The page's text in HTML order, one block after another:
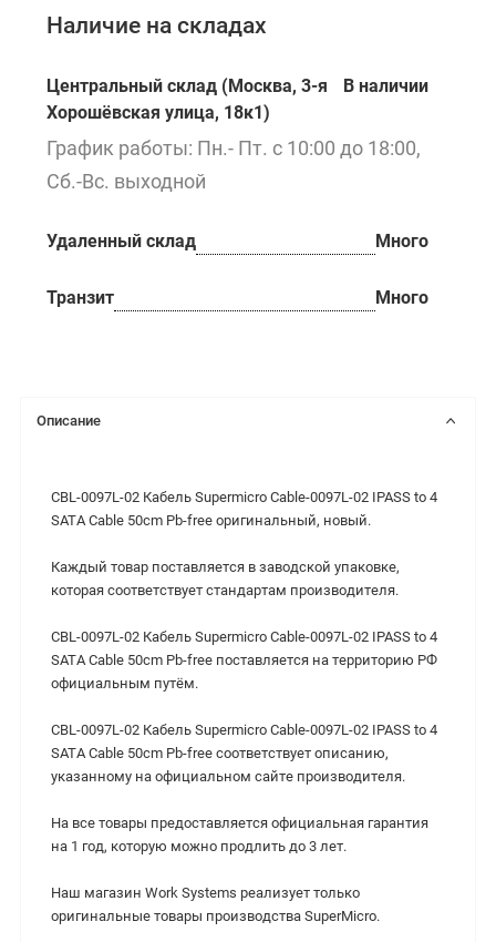
Наличие на складах
Центральный склад (Москва, 3-я
Хорошёвская улица, 18к1)
В наличии
График работы: Пн.- Пт. с 10:00 до 18:00,
Сб.-Вс. выходной
Удаленный склад Много
Транзит Много
Описание
CBL-0097L-02 Кабель Supermicro Cable-0097L-02 IPASS to 4
SATA Cable 50cm Pb-free оригинальный, новый.
Каждый товар поставляется в заводской упаковке,
которая соответствует стандартам производителя.
CBL-0097L-02 Кабель Supermicro Cable-0097L-02 IPASS to 4
SATA Cable 50cm Pb-free поставляется на территорию РФ
официальным путём.
CBL-0097L-02 Кабель Supermicro Cable-0097L-02 IPASS to 4
SATA Cable 50cm Pb-free cоответствует описанию,
указанному на официальном сайте производителя.
На все товары предоставляется официальная гарантия
на 1 год, которую можно продлить до 3 лет.
Наш магазин Work Systems реализует только
оригинальные товары производства SuperMicro.